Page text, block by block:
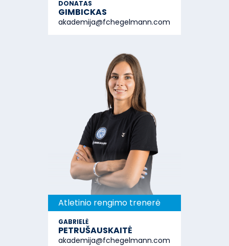
DONATAS
GIMBICKAS
akademija@fchegelmann.com
Atletinio rengimo trenerė
GABRIELĖ
PETRUŠAUSKAITĖ
akademija@fchegelmann.com